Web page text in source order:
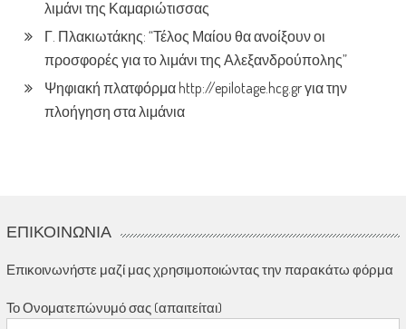
λιμάνι της Καμαριώτισσας
Γ. Πλακιωτάκης: “Τέλος Μαίου θα ανοίξουν οι
προσφορές για το λιμάνι της Αλεξανδρούπολης”
Ψηφιακή πλατφόρμα http://epilotage.hcg.gr για την
πλοήγηση στα λιμάνια
ΕΠΙΚΟΙΝΩΝΊΑ
Επικοινωνήστε μαζί μας χρησιμοποιώντας την παρακάτω φόρμα
Το Ονοματεπώνυμό σας (απαιτείται)